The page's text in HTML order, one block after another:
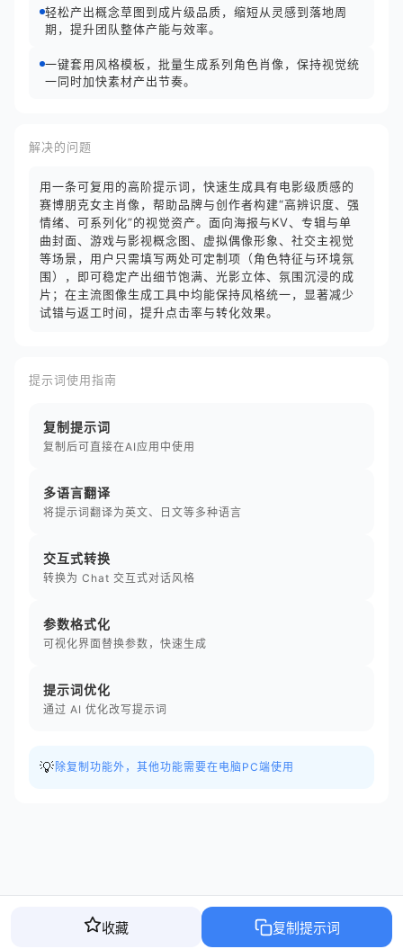
轻松产出概念草图到成片级品质，缩短从灵感到落地周
期，提升团队整体产能与效率。
一键套用风格模板，批量生成系列角色肖像，保持视觉统
一同时加快素材产出节奏。
解决的问题
用一条可复用的高阶提示词，快速生成具有电影级质感的
赛博朋克女主肖像，帮助品牌与创作者构建“高辨识度、强
情绪、可系列化”的视觉资产。面向海报与KV、专辑与单
曲封面、游戏与影视概念图、虚拟偶像形象、社交主视觉
等场景，用户只需填写两处可定制项（角色特征与环境氛
围），即可稳定产出细节饱满、光影立体、氛围沉浸的成
片；在主流图像生成工具中均能保持风格统一，显著减少
试错与返工时间，提升点击率与转化效果。
提示词使用指南
复制提示词
复制后可直接在AI应用中使用
多语言翻译
将提示词翻译为英文、日文等多种语言
交互式转换
转换为 Chat 交互式对话风格
参数格式化
可视化界面替换参数，快速生成
提示词优化
通过 AI 优化改写提示词
💡 除复制功能外，其他功能需要在电脑PC端使用
收藏 复制提示词